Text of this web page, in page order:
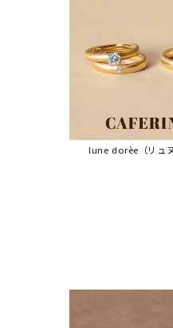
lune dorèe（リュヌ